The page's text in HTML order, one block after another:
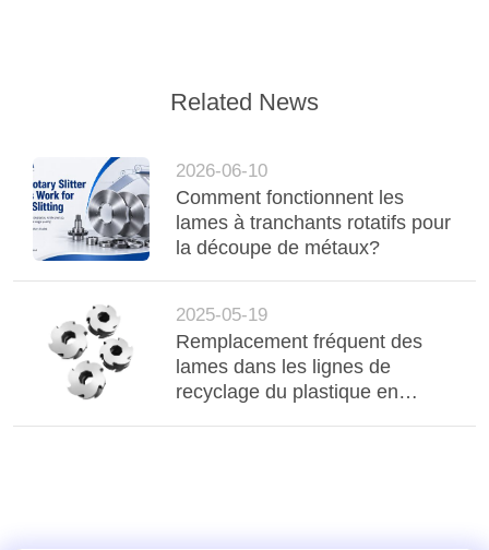
Related News
2026-06-10
Comment fonctionnent les
lames à tranchants rotatifs pour
la découpe de métaux?
2025-05-19
Remplacement fréquent des
lames dans les lignes de
recyclage du plastique en